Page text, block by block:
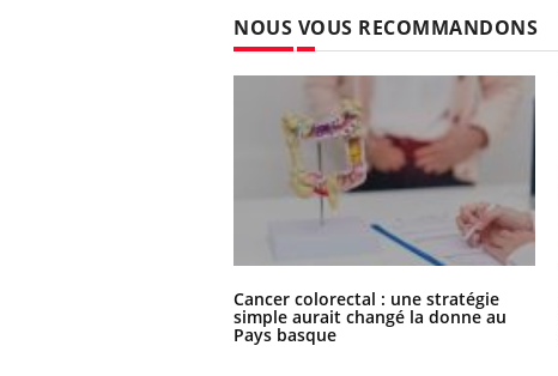
NOUS VOUS RECOMMANDONS
Cancer colorectal : une stratégie
simple aurait changé la donne au
Pays basque